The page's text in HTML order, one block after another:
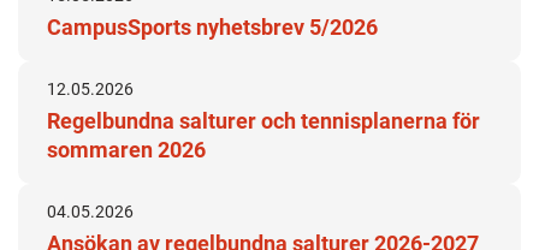
CampusSports nyhetsbrev 5/2026
12.05.2026
Regelbundna salturer och tennisplanerna för
sommaren 2026
04.05.2026
Ansökan av regelbundna salturer 2026-2027